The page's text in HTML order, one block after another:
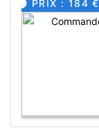
PRIX : 184